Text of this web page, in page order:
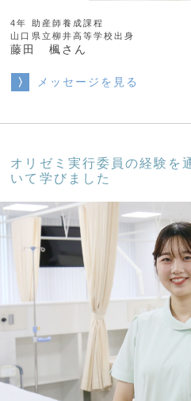
4年 助産師養成課程
山口県立柳井高等学校出身
藤田 楓さん
メッセージを見る
オリゼミ実行委員の経験を
いて学びました